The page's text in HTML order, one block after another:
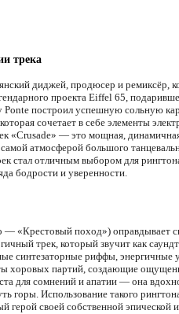
трека
диджей, продюсер и ремиксёр,
проекта Eiffel 65,
построил успешную сольную
сочетает в себе элементы
«Crusade» — это мощная,
атмосферой большого
стал отличным выбором для
бодрости и уверенности.
— «Крестовый поход») оправдывает
трек, который звучит как
синтезаторные риффы, энергичные
хоровых партий, создающие
для сомнений и апатии — она
горы. Использование такого
своей собственной эпической